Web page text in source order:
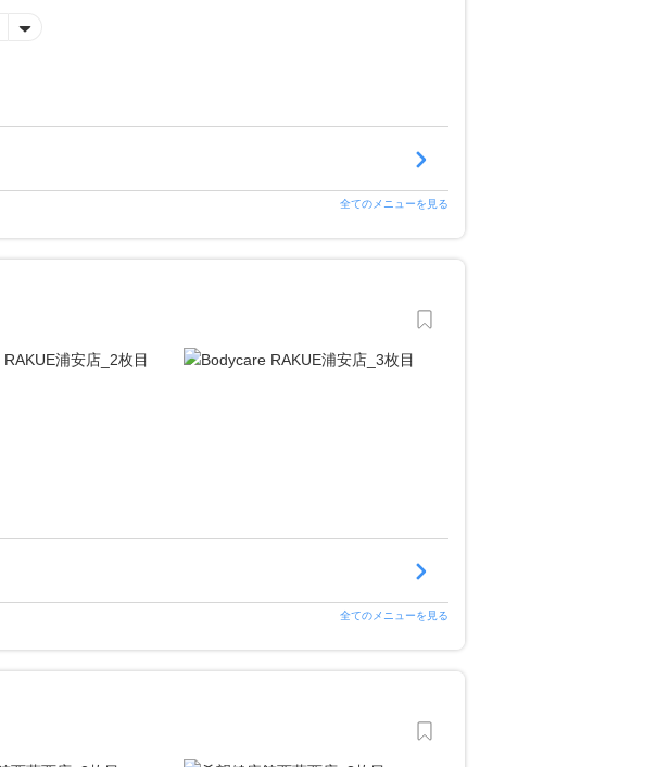
全てのメニューを見る
全てのメニューを見る